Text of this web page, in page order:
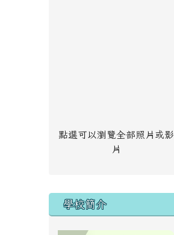
點選可以瀏覽全部照片或影
片
學校簡介